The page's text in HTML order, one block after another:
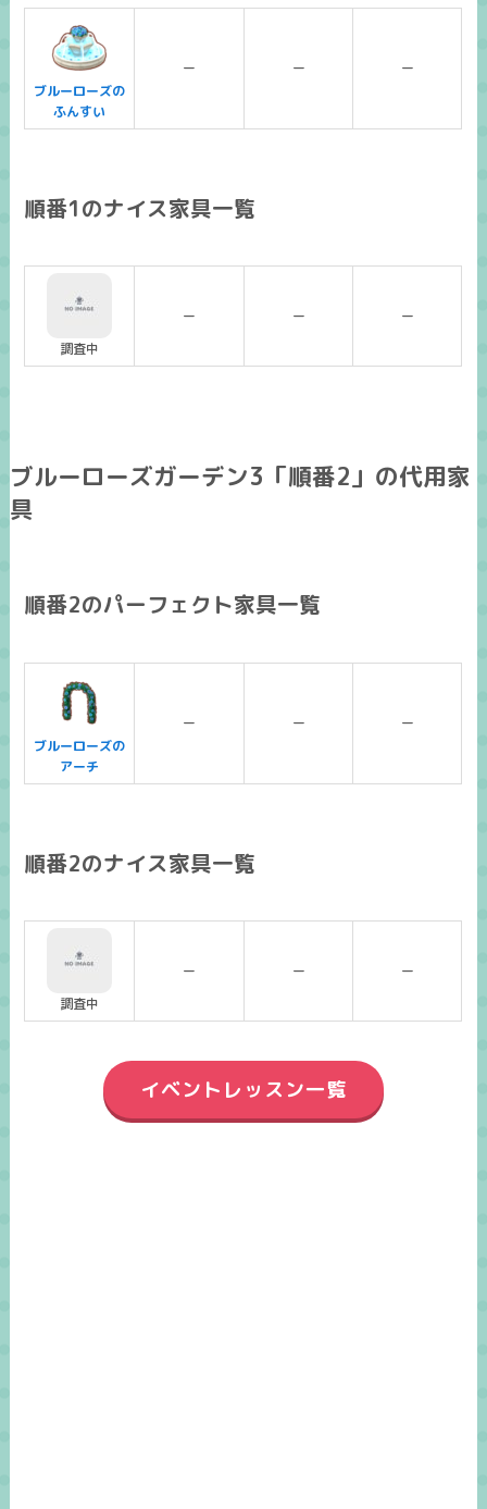
ブルーローズの
ふんすい
ー ー ー
順番1のナイス家具一覧
調査中
ー ー ー
ブルーローズガーデン3「順番2」の代用家
具
順番2のパーフェクト家具一覧
ブルーローズの
アーチ
ー ー ー
順番2のナイス家具一覧
調査中
ー ー ー
イベントレッスン一覧